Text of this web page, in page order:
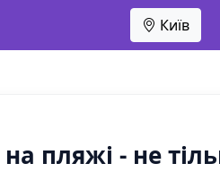
Київ
пляжі - не